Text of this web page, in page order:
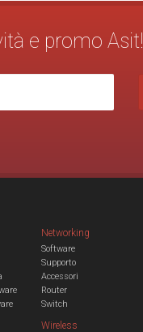
e promo Asit!
Networking
Software
Supporto
Accessori
Router
Switch
Wireless